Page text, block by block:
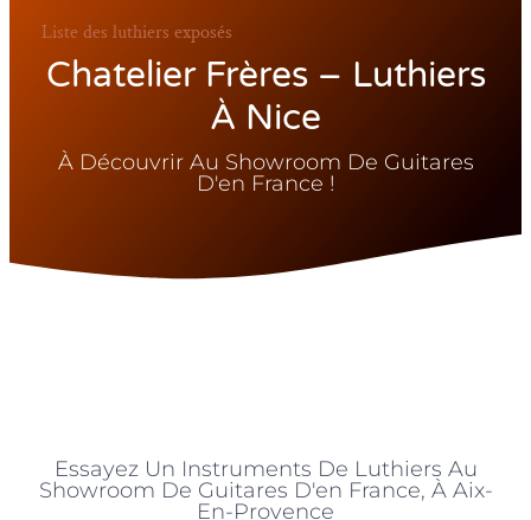
Liste des luthiers exposés
Chatelier Frères – Luthiers
À Nice
À Découvrir Au Showroom De Guitares
D'en France !
Essayez Un Instruments De Luthiers Au
Showroom De Guitares D'en France, À Aix-
En-Provence